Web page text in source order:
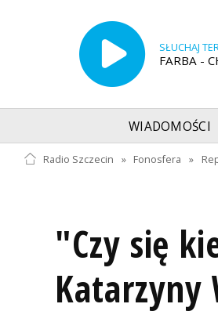
SŁUCHAJ
FARBA -
WIADOMOŚCI
Radio Szczecin » Fonosfera »
"Czy się
Katarzyny